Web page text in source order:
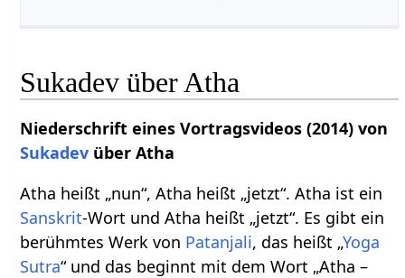
Sukadev über Atha
Niederschrift eines Vortragsvideos (2014) von
Sukadev über Atha
Atha heißt „nun“, Atha heißt „jetzt“. Atha ist ein
Sanskrit-Wort und Atha heißt „jetzt“. Es gibt ein
berühmtes Werk von Patanjali, das heißt „Yoga
Sutra“ und das beginnt mit dem Wort „Atha –